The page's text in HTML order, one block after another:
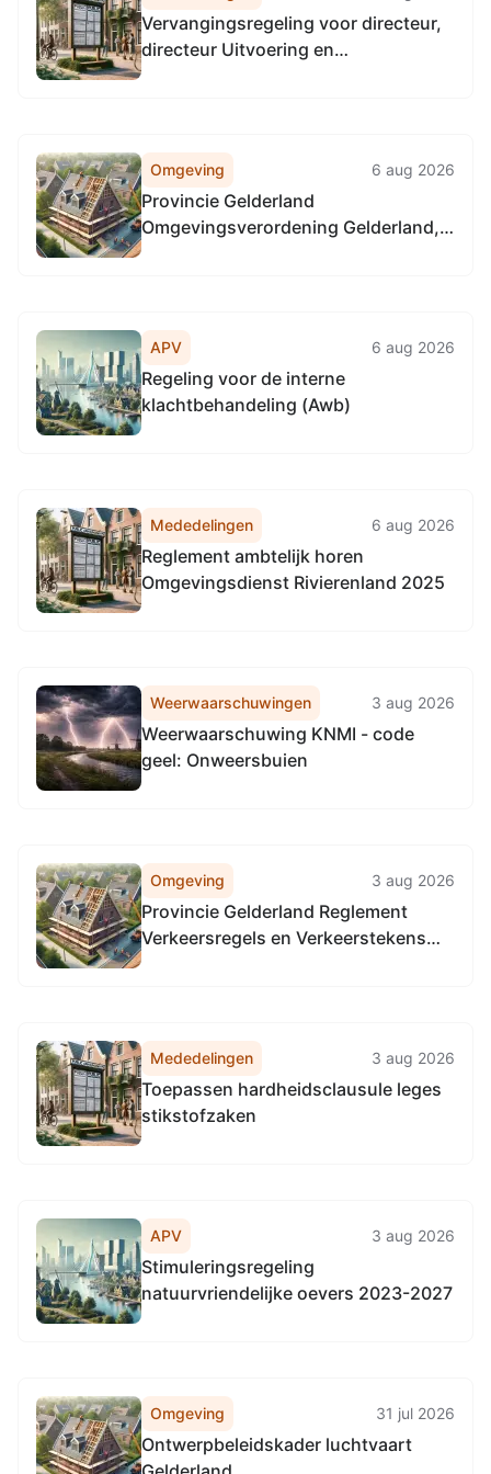
Vervangingsregeling voor directeur,
directeur Uitvoering en
Omgeving 6 aug 2026
Provincie Gelderland
Omgevingsverordening Gelderland,
APV 6 aug 2026
Regeling voor de interne
klachtbehandeling (Awb)
Mededelingen 6 aug 2026
Reglement ambtelijk horen
Omgevingsdienst Rivierenland 2025
Weerwaarschuwingen 3 aug 2026
Weerwaarschuwing KNMI - code
geel: Onweersbuien
Omgeving 3 aug 2026
Provincie Gelderland Reglement
Verkeersregels en Verkeerstekens
Mededelingen 3 aug 2026
Toepassen hardheidsclausule leges
stikstofzaken
APV 3 aug 2026
Stimuleringsregeling
natuurvriendelijke oevers 2023-2027
Omgeving 31 jul 2026
Ontwerpbeleidskader luchtvaart